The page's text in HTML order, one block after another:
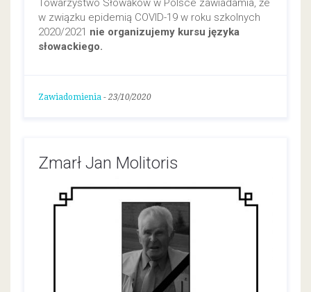
Towarzystwo Słowaków w Polsce zawiadamia, że
w związku epidemią COVID-19 w roku szkolnych
2020/2021 nie organizujemy kursu języka
słowackiego.
Zawiadomienia - 23/10/2020
Zmarł Jan Molitoris